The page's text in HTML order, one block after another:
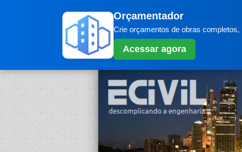
Orçamentador
Crie orçamentos de obras
Acessar agora